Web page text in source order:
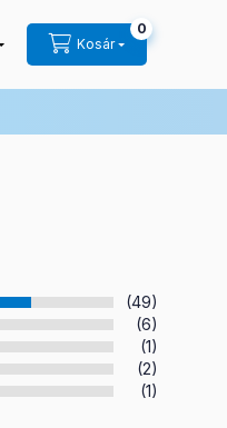
Kosár
0
(49)
(6)
(1)
(2)
(1)